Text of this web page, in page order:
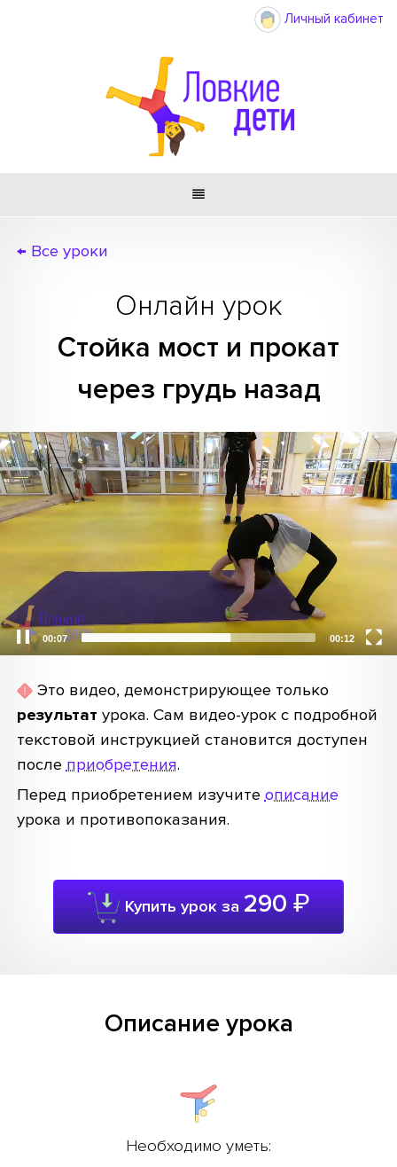
Личный кабинет

← Все уроки
Онлайн урок
Стойка мост и прокат
через грудь назад
Video
Player
00:08 00:12
Это видео, демонстрирующее только
результат урока. Сам видео-урок с подробной
текстовой инструкцией становится доступен
после приобретения.
Перед приобретением изучитеописание
урока и противопоказания.
Купить урок за290₽
Описание урока
Необходимо уметь: